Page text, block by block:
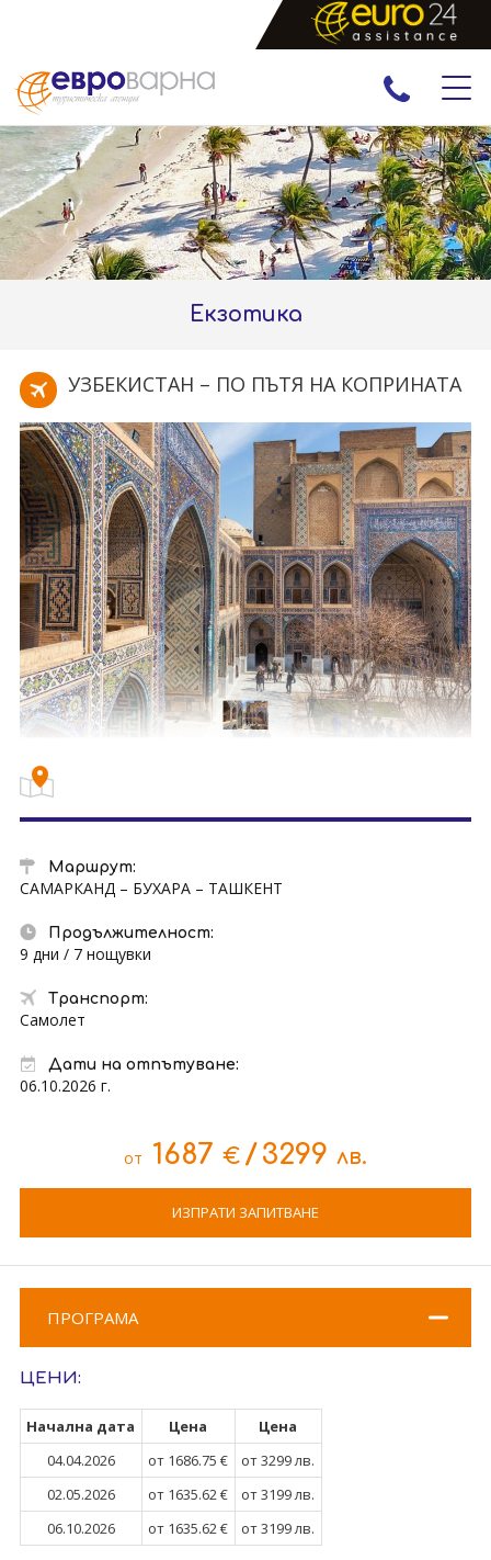
ПРАЗНИЦИ
ЕКСКУРЗИИ И ПОЧИВКИ
РАННИ ЗАПИСВАНИЯ
ЕКЗОТИКА
Екзотика
УЗБЕКИСТАН – ПО ПЪТЯ НА КОПРИНАТА
Маршрут:
САМАРКАНД – БУХАРА – ТАШКЕНТ
Продължителност:
9 дни / 7 нощувки
Транспорт:
Самолет
Дати на отпътуване:
06.10.2026 г.
от 1687 € /3299 лв.
ИЗПРАТИ ЗАПИТВАНЕ
ПРОГРАМА
ЦЕНИ:
Начална дата Цена
Цена
04.04.2026
от 1686.75 €
от 3299 лв.
02.05.2026
от 1635.62 €
от 3199 лв.
06.10.2026
от 1635.62 € от 3199 лв.